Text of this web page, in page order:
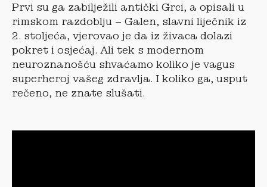
Prvi su ga zabilježili antički Grci, a opisali u
rimskom razdoblju – Galen, slavni liječnik iz
2. stoljeća, vjerovao je da iz živaca dolazi
pokret i osjećaj. Ali tek s modernom
neuroznanošću shvaćamo koliko je vagus
superheroj vašeg zdravlja. I koliko ga, usput
rečeno, ne znate slušati.